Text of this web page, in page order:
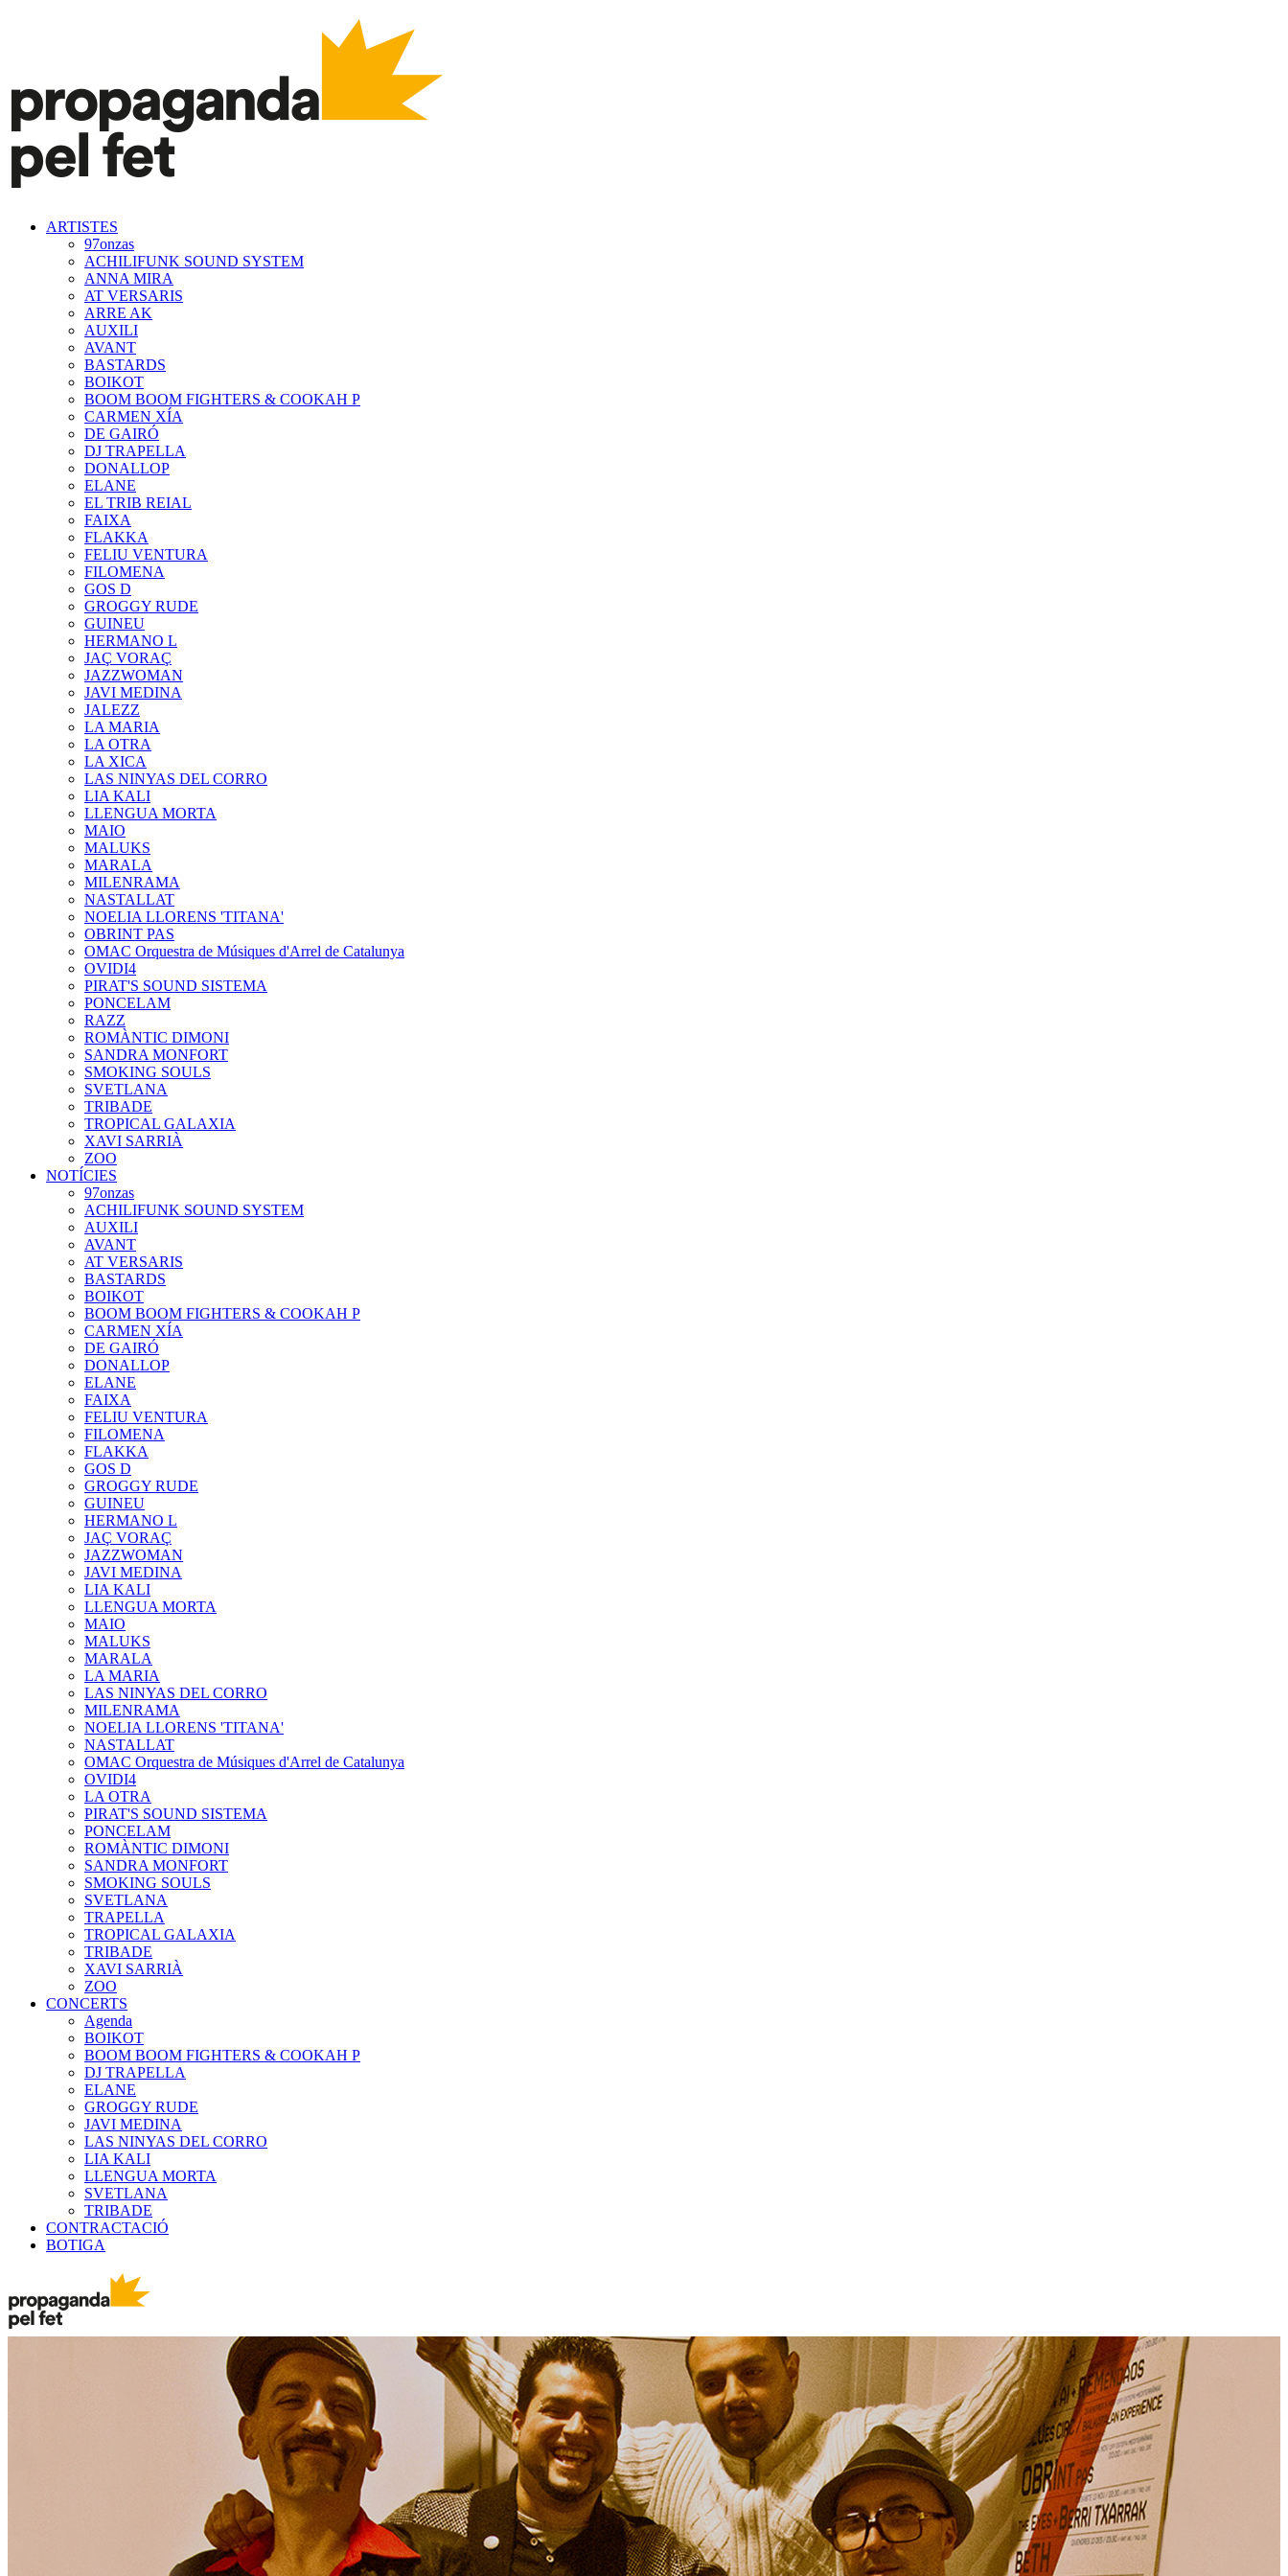
ARTISTES
97onzas
ACHILIFUNK SOUND SYSTEM
ANNA MIRA
AT VERSARIS
ARRE AK
AUXILI
AVANT
BASTARDS
BOIKOT
BOOM BOOM FIGHTERS & COOKAH P
CARMEN XÍA
DE GAIRÓ
DJ TRAPELLA
DONALLOP
ELANE
EL TRIB REIAL
FAIXA
FLAKKA
FELIU VENTURA
FILOMENA
GOS D
GROGGY RUDE
GUINEU
HERMANO L
JAÇ VORAÇ
JAZZWOMAN
JAVI MEDINA
JALEZZ
LA MARIA
LA OTRA
LA XICA
LAS NINYAS DEL CORRO
LIA KALI
LLENGUA MORTA
MAIO
MALUKS
MARALA
MILENRAMA
NASTALLAT
NOELIA LLORENS 'TITANA'
OBRINT PAS
OMAC Orquestra de Músiques d'Arrel de Catalunya
OVIDI4
PIRAT'S SOUND SISTEMA
PONCELAM
RAZZ
ROMÀNTIC DIMONI
SANDRA MONFORT
SMOKING SOULS
SVETLANA
TRIBADE
TROPICAL GALAXIA
XAVI SARRIÀ
ZOO
NOTÍCIES
97onzas
ACHILIFUNK SOUND SYSTEM
AUXILI
AVANT
AT VERSARIS
BASTARDS
BOIKOT
BOOM BOOM FIGHTERS & COOKAH P
CARMEN XÍA
DE GAIRÓ
DONALLOP
ELANE
FAIXA
FELIU VENTURA
FILOMENA
FLAKKA
GOS D
GROGGY RUDE
GUINEU
HERMANO L
JAÇ VORAÇ
JAZZWOMAN
JAVI MEDINA
LIA KALI
LLENGUA MORTA
MAIO
MALUKS
MARALA
LA MARIA
LAS NINYAS DEL CORRO
MILENRAMA
NOELIA LLORENS 'TITANA'
NASTALLAT
OMAC Orquestra de Músiques d'Arrel de Catalunya
OVIDI4
LA OTRA
PIRAT'S SOUND SISTEMA
PONCELAM
ROMÀNTIC DIMONI
SANDRA MONFORT
SMOKING SOULS
SVETLANA
TRAPELLA
TROPICAL GALAXIA
TRIBADE
XAVI SARRIÀ
ZOO
CONCERTS
Agenda
BOIKOT
BOOM BOOM FIGHTERS & COOKAH P
DJ TRAPELLA
ELANE
GROGGY RUDE
JAVI MEDINA
LAS NINYAS DEL CORRO
LIA KALI
LLENGUA MORTA
SVETLANA
TRIBADE
CONTRACTACIÓ
BOTIGA